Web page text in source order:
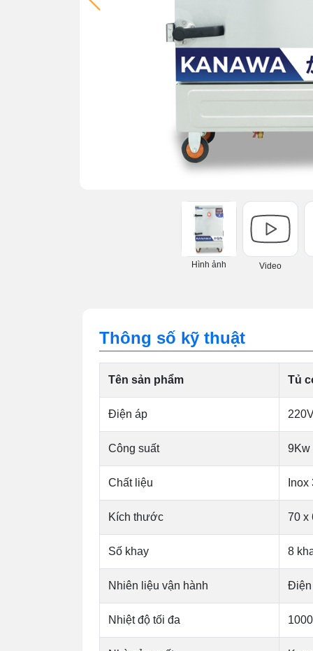
Hình ảnh Video
Thông số kỹ thuật
Tên sản phẩm Tủ
Điện áp
Công suất 9Kw
Chất liệu
Kích thước 70 x
Số khay 8
Nhiên liệu vận hành Điện
Nhiệt độ tối đa